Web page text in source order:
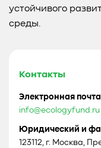
устойчивого
среды.
Контакты
Электронная почта
info@ecologyfund.ru
Юридический и
123112, г. Москва,